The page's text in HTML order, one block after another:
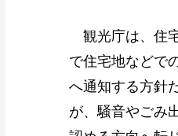
観光庁は、住
で住宅地などで
へ通知する方針
が、騒音やごみ